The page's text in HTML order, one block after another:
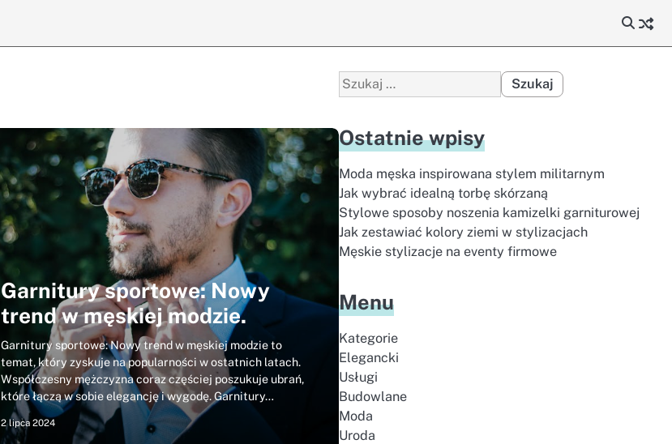
Garnitury sportowe: Nowy
trend w męskiej modzie.
Garnitury sportowe: Nowy trend w męskiej modzie to
temat, który zyskuje na popularności w ostatnich latach.
Współczesny mężczyzna coraz częściej poszukuje ubrań,
które łączą w sobie elegancję i wygodę. Garnitury…
2 lipca 2024
Szukaj:
Ostatnie wpisy
Moda męska inspirowana stylem militarnym
Jak wybrać idealną torbę skórzaną
Stylowe sposoby noszenia kamizelki garniturowej
Jak zestawiać kolory ziemi w stylizacjach
Męskie stylizacje na eventy firmowe
Menu
Kategorie
Elegancki
Usługi
Budowlane
Moda
Uroda